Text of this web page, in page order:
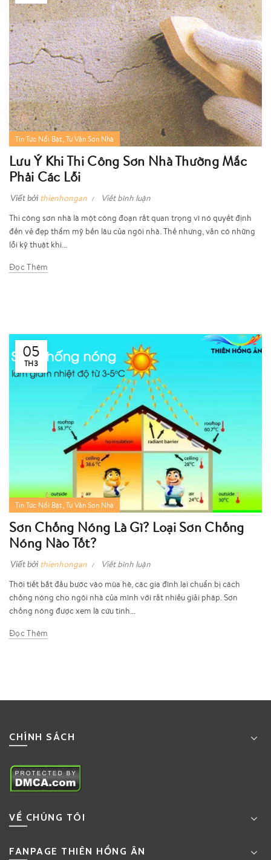
Tin Tức Nổi Bật, Tư Vấn Sơn Nhà
Lưu Ý Khi Thi Công Sơn Nhà Thường Mắc
Phải Các Lỗi
Viết bởi thienhongan
Viết bình luận
Thi công sơn nhà là một công đoạn rất quan trọng vì nó quyết định
đến vẻ đẹp thẩm mỹ bền lâu của ngôi nhà. Thế nhưng, vẫn có những
lỗi kỹ thuật khi...
Đọc Thêm
05
TH3
Tin Tức Nổi Bật, Tư Vấn Sơn Nhà
Sơn Chống Nóng Là Gì? Loại Sơn Chống
Nóng Nào Tốt?
Viết bởi thienhongan
Viết bình luận
Thời tiết bắt đầu bước vào mùa hè, các gia đình lại chuẩn bị cách
chống nóng cho ngôi nhà của mình với rất nhiều giải pháp. Sơn
chống nóng được xem là cứu tinh...
Đọc Thêm
CHÍNH SÁCH
VỀ CHÚNG TÔI
FANPAGE THIÊN HỒNG ÂN